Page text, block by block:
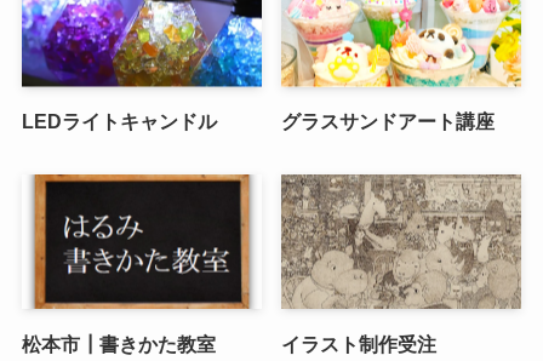
LEDライトキャンドル グラスサンドアート講座
松本市┃書きかた教室 イラスト制作受注